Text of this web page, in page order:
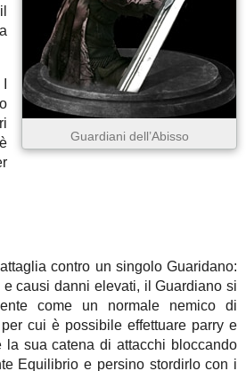
Guardiani dell’Abisso
contro un singolo Guaridano:
causi danni elevati, il Guardiano si
come un normale nemico di
cui è possibile effettuare parry e
la sua catena di attacchi bloccando
Equilibrio e persino stordirlo con i